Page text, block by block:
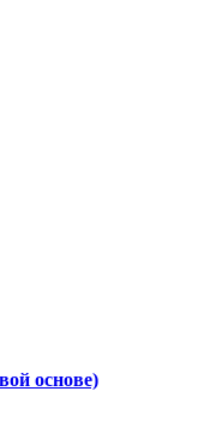
основе)